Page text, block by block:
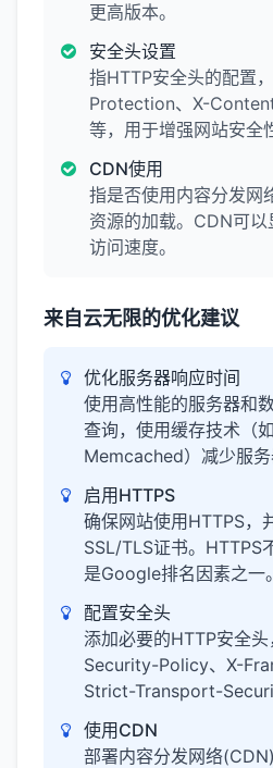
更高版本。
安全头设置
指HTTP安全头的配置
Protection、X-
等，用于增强网站安全
CDN使用
指是否使用内容分发网
资源的加载。CDN可
访问速度。
来自云无限的优化建议
优化服务器响应时间
使用高性能的服务器和
查询，使用缓存技术（如
Memcached）减少服务
启用HTTPS
确保网站使用HTTPS，
SSL/TLS证书。HTTPS
是Google排名因素之一。
配置安全头
添加必要的HTTP安全
Security-Policy、X-
Strict-Transport-
使用CDN
部署内容分发网络